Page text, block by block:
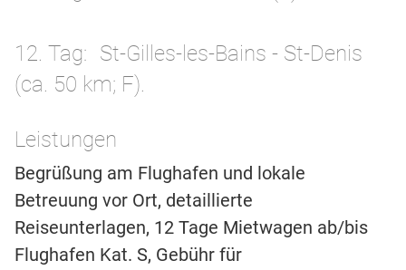
12. Tag
St-Gilles-les-Bains - St-Denis
(ca. 50 km; F).
Leistungen
Begrüßung am Flughafen und lokale
Betreuung vor Ort, detaillierte
Reiseunterlagen, 12 Tage Mietwagen ab/bis
Flughafen Kat. S, Gebühr für